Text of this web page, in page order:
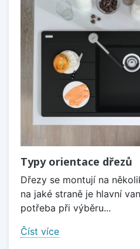
Typy orientace dřezů
Dřezy se montují na
na jaké straně je hlavní
potřeba při výběru...
Číst více